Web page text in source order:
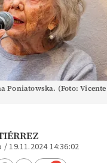
Poniatowska. (Foto: Vicente
/19.11.2024 14:36:02